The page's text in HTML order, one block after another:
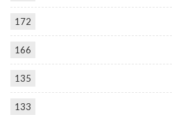
172
166
135
133